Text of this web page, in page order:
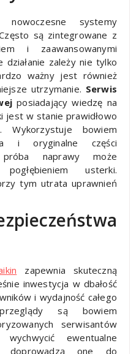
systemy
są zintegrowane z
i zaawansowanymi
działanie zależy nie tylko
ważny jest również
utrzymanie. Serwis
posiadający wiedzę na
w stanie prawidłowo
Wykorzystuje bowiem
i oryginalne części
próba naprawy może
usterki.
tym utrata uprawnień
zapewnia skuteczną
inwestycja w dbałość
i wydajność całego
są bowiem
serwisantów
ewentualne
doprowadzą one do